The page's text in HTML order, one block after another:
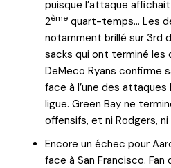
puisque l’attaque
2ème quart-temps… Les
notamment brillé sur 3rd
sacks qui ont terminé les
DeMeco Ryans confirme
face à l’une des
ligue. Green Bay ne
offensifs, et ni Rodgers, ni
Encore un échec pour
face à San Francisco.